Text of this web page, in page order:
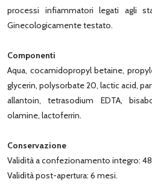
processi infiammatori legati agli
Ginecologicamente testato.
Componenti
Aqua, cocamidopropyl betaine,
glycerin, polysorbate 20, lactic acid,
allantoin, tetrasodium EDTA,
olamine, lactoferrin.
Conservazione
Validità a confezionamento integro:
Validità post-apertura: 6 mesi.